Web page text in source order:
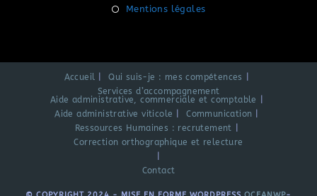
Mentions légalesS’ouvre
nouvel
onglet
Accueil
Qui suis-je : mes compétences
Services d’accompagnement
Aide administrative, commerciale et comptable
Aide administrative viticole
Communication
Ressources Humaines : recrutement
Correction orthographique et relecture
Contact